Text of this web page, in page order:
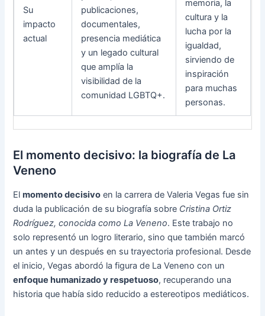
Su
impacto
actual
publicaciones,
documentales,
presencia mediática
y un legado cultural
que amplía la
visibilidad de la
comunidad LGBTQ+.
memoria, la
cultura y la
lucha por la
igualdad,
sirviendo de
inspiración
para muchas
personas.
El momento decisivo: la biografía de La
Veneno
Elmomento decisivo en la carrera de Valeria Vegas fue sin
duda la publicación de su biografía sobre Cristina Ortiz
Rodríguez, conocida como La Veneno. Este trabajo no
solo representó un logro literario, sino que también marcó
un antes y un después en su trayectoria profesional. Desde
el inicio, Vegas abordó la figura de La Veneno con un
enfoque humanizado y respetuoso, recuperando una
historia que había sido reducido a estereotipos mediáticos.